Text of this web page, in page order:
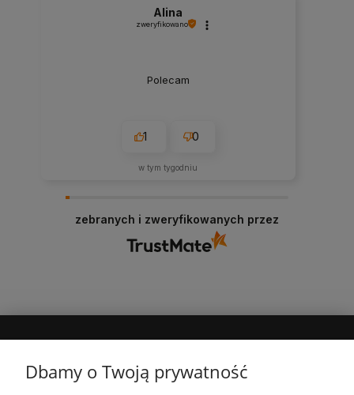
Alina
zweryfikowano
Polecam
1 0
w tym tygodniu
zebranych i zweryfikowanych przez
Dbamy o Twoją prywatność